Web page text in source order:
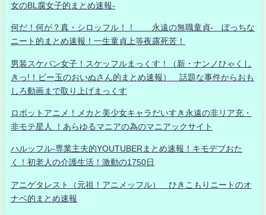
女のBL腐女子的まとめ速報-
何だ！何が？真・シロッフル！！ 永遠の無職童貞- ぼっちな
ニート的まとめ速報！一生童貞上等夜露死苦！
男装スケバン女子！スケッフルまっくす！（新・ナンノひゃくし
きっ!！ビー玉のおいぬさん的まとめ速報） 話題な事件からおも
しろ動画まで取り上げまっくす
ロボットアニメ！メカと美少女キャラだいすき永遠の非リア充・
非モテ星人 ！あらゆるマニアの為のマニアックサイト
ハルッフル-専業主夫的YOUTUBERまとめ速報！キモデブおた
く！初老人の介護生活！激動の1750日
アニゲタレスト（元祖！アニメッフル） ひきこもりニートのオ
ナベ的まとめ速報